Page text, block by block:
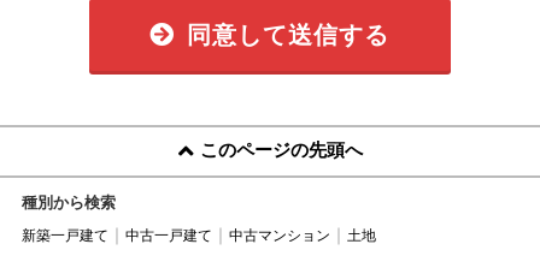
同意して送信する
このページの先頭へ
種別から検索
新築一戸建て 中古一戸建て 中古マンション 土地